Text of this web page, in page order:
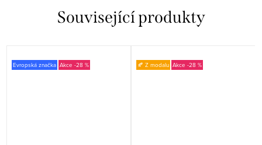
Související produkty
Evropská značka -28 % 🍂 Z modalu -28 %